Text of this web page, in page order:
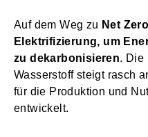
Auf dem Weg zu Net
Elektrifizierung, um
zu dekarbonisieren. Die
Wasserstoff steigt rasch
für die Produktion und
entwickelt.